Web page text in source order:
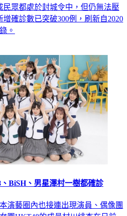
民眾都處於封城令中，但仍無法壓
確診數已突破300例，刷新自2020
。
BiSH、男星澤村一樹都確診
演藝圈內也接連出現演員、偶像團